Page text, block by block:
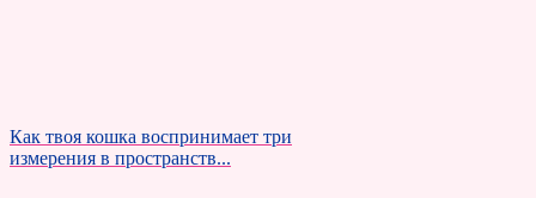
Как твоя кошка воспринимает три
измерения в пространств...